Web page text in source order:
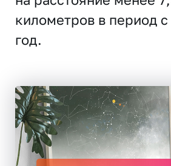
километров в период
год.